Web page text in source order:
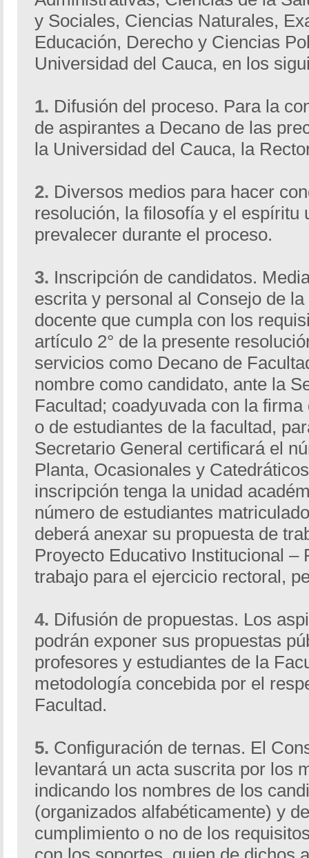
y Sociales, Ciencias Naturales,
Educación, Derecho y Ciencias
Universidad del Cauca, en los
1. Difusión del proceso. Para la
de aspirantes a Decano de las
la Universidad del Cauca, la
2. Diversos medios para hacer
resolución, la filosofía y el espíritu
prevalecer durante el proceso.
3. Inscripción de candidatos.
escrita y personal al Consejo de
docente que cumpla con los
artículo 2° de la presente
servicios como Decano de
nombre como candidato, ante la
Facultad; coadyuvada con la
o de estudiantes de la facultad,
Secretario General certificará el
Planta, Ocasionales y
inscripción tenga la unidad
número de estudiantes
deberá anexar su propuesta de
Proyecto Educativo Institucional –
trabajo para el ejercicio rectoral,
4. Difusión de propuestas. Los
podrán exponer sus propuestas
profesores y estudiantes de la
metodología concebida por el
Facultad.
5. Configuración de ternas. El
levantará un acta suscrita por los
indicando los nombres de los
(organizados alfabéticamente) y
cumplimiento o no de los